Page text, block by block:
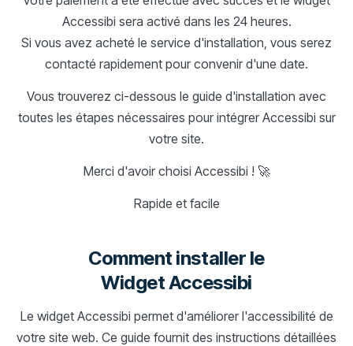
Accessibi sera activé dans les 24 heures.
Si vous avez acheté le service d'installation, vous serez
contacté rapidement pour convenir d'une date.
Vous trouverez ci-dessous le guide d'installation avec
toutes les étapes nécessaires pour intégrer Accessibi sur
votre site.
Merci d'avoir choisi Accessibi ! 🚀
Rapide et facile
Comment installer le
Widget Accessibi
Le widget Accessibi permet d'améliorer l'accessibilité de
votre site web. Ce guide fournit des instructions détaillées